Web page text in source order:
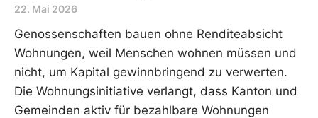
22. Mai 2026
Genossenschaften bauen ohne Renditeabsicht
Wohnungen, weil Menschen wohnen müssen und
nicht, um Kapital gewinnbringend zu verwerten.
Die Wohnungsinitiative verlangt, dass Kanton und
Gemeinden aktiv für bezahlbare Wohnungen